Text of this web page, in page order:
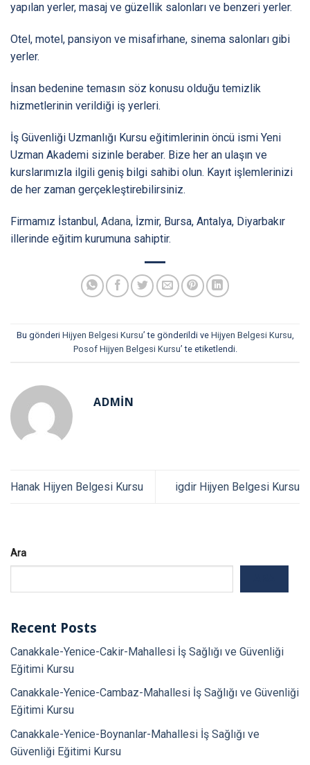
yapılan yerler, masaj ve güzellik salonları ve benzeri yerler.
Otel, motel, pansiyon ve misafirhane, sinema salonları gibi
yerler.
İnsan bedenine temasın söz konusu olduğu temizlik
hizmetlerinin verildiği iş yerleri.
İş Güvenliği Uzmanlığı Kursu eğitimlerinin öncü ismi Yeni
Uzman Akademi sizinle beraber. Bize her an ulaşın ve
kurslarımızla ilgili geniş bilgi sahibi olun. Kayıt işlemlerinizi
de her zaman gerçekleştirebilirsiniz.
Firmamız İstanbul, Adana, İzmir, Bursa, Antalya, Diyarbakır
illerinde eğitim kurumuna sahiptir.
Bu gönderi Hijyen Belgesi Kursu’ te gönderildi ve Hijyen Belgesi Kursu
Posof Hijyen Belgesi Kursu’ te etiketlendi.
ADMIN
Hanak Hijyen Belgesi Kursu igdir Hijyen Belgesi Kursu
Ara
Recent Posts
Canakkale-Yenice-Cakir-Mahallesi İş Sağlığı ve Güvenliği
Eğitimi Kursu
Canakkale-Yenice-Cambaz-Mahallesi İş Sağlığı ve Güvenliği
Eğitimi Kursu
Canakkale-Yenice-Boynanlar-Mahallesi İş Sağlığı ve
Güvenliği Eğitimi Kursu